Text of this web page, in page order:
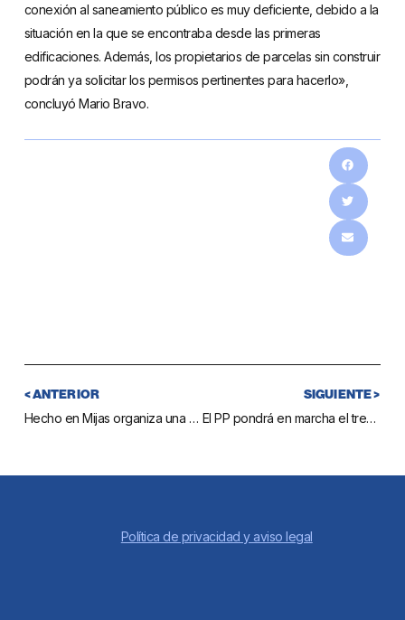
conexión al saneamiento público es muy deficiente, debido a la
situación en la que se encontraba desde las primeras
edificaciones. Además, los propietarios de parcelas sin construir
podrán ya solicitar los permisos pertinentes para hacerlo»,
concluyó Mario Bravo.
< ANTERIOR
Hecho en Mijas organiza una Jornada Empresarial para dar a conocer en el sector la Pasarela del Mar
SIGUIENTE >
El PP pondrá en marcha el tren litoral con la solución que beneficie a más ciudadanos
Política de privacidad y aviso legal